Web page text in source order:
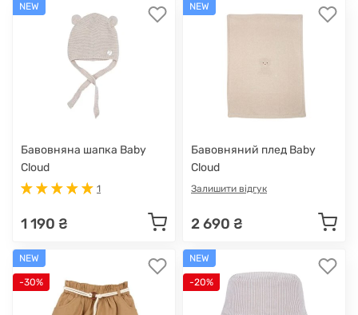
NEW
Бавовняна шапка Baby
Cloud
1
1 190 ₴
NEW
Бавовняний плед Baby
Cloud
Залишити відгук
2 690 ₴
NEW
-30%
NEW
-20%